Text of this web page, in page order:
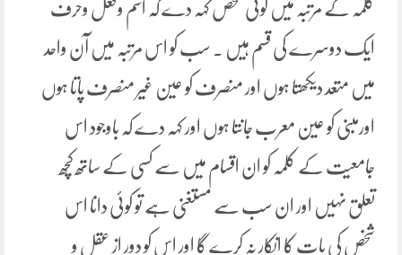
کلمہ کے مرتبہ میں کوئی شخص کہہ دے کہ اسم وفعل وحرف
ایک دوسرے کی قسم ہیں ۔ سب کو اس مرتبہ میں آن واحد
میں متعد دیکھتا ہوں اور منصرف کو عین غیر منصرف پاتا ہوں
اورمبنی کو عین معرب جانتا ہوں اور کہہ دے کہ باوجود اس
جامعیت کے کلمہ کو ان اقسام میں سے کسی کے ساتھ کچھ
تعلق نہیں اور ان سب سے مستغنی ہے تو کوئی دانا اس
شخص کی بات کا انکار نہ کرے گا اور اس کو دور از عقل و